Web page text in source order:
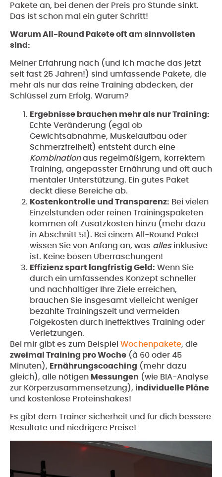
Pakete an, bei denen der Preis pro Stunde sinkt.
Das ist schon mal ein guter Schritt!
Warum All-Round Pakete oft am sinnvollsten
sind:
Meiner Erfahrung nach (und ich mache das jetzt
seit fast 25 Jahren!) sind umfassende Pakete, die
mehr als nur das reine Training abdecken, der
Schlüssel zum Erfolg. Warum?
Ergebnisse brauchen mehr als nur Training:
Echte Veränderung (egal ob
Gewichtsabnahme, Muskelaufbau oder
Schmerzfreiheit) entsteht durch eine
Kombinationaus regelmäßigem, korrektem
Training, angepasster Ernährung und oft auch
mentaler Unterstützung. Ein gutes Paket
deckt diese Bereiche ab.
Kostenkontrolle und Transparenz: Bei vielen
Einzelstunden oder reinen Trainingspaketen
kommen oft Zusatzkosten hinzu (mehr dazu
in Abschnitt 5!). Bei einem All-Round Paket
wissen Sie von Anfang an, was allesinklusive
ist. Keine bösen Überraschungen!
Effizienz spart langfristig Geld: Wenn Sie
durch ein umfassendes Konzept schneller
und nachhaltiger Ihre Ziele erreichen,
brauchen Sie insgesamt vielleicht weniger
bezahlte Trainingszeit und vermeiden
Folgekosten durch ineffektives Training oder
Verletzungen.
Bei mir gibt es zum Beispiel Wochenpakete, die
zweimal Training pro Woche (à 60 oder 45
Minuten), Ernährungscoaching (mehr dazu
gleich), alle nötigen Messungen (wie BIA-Analyse
zur Körperzusammensetzung), individuelle Pläne
und kostenlose Proteinshakes!
Es gibt dem Trainer sicherheit und für dich bessere
Resultate und niedrigere Preise!